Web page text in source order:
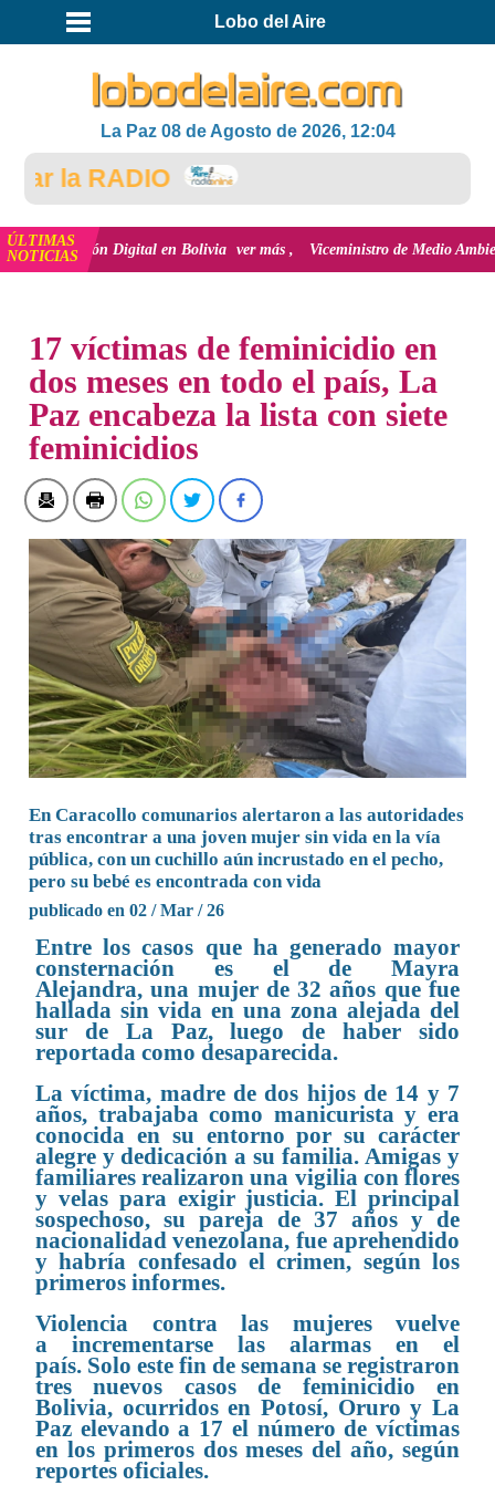
Lobo del Aire
La Paz 08 de Agosto de 2026, 12:04
la RADIO
ÚLTIMAS
NOTICIASDigital en Bolivia ver más Viceministro de Medio Ambiente,
17 víctimas de feminicidio en
dos meses en todo el país, La
Paz encabeza la lista con siete
feminicidios
En Caracollo comunarios alertaron a las autoridades
tras encontrar a una joven mujer sin vida en la vía
pública, con un cuchillo aún incrustado en el pecho,
pero su bebé es encontrada con vida
publicado en 02 / Mar / 26
Entre los casos que ha generado mayor
consternación es el de Mayra
Alejandra, una mujer de 32 años que fue
hallada sin vida en una zona alejada del
sur de La Paz, luego de haber sido
reportada como desaparecida.
La víctima, madre de dos hijos de 14 y 7
años, trabajaba como manicurista y era
conocida en su entorno por su carácter
alegre y dedicación a su familia. Amigas y
familiares realizaron una vigilia con flores
y velas para exigir justicia. El principal
sospechoso, su pareja de 37 años y de
nacionalidad venezolana, fue aprehendido
y habría confesado el crimen, según los
primeros informes.
Violencia contra las mujeres vuelve
a incrementarse las alarmas en el
país. Solo este fin de semana se registraron
tres nuevos casos de feminicidio en
Bolivia, ocurridos en Potosí, Oruro y La
Paz elevando a 17 el número de víctimas
en los primeros dos meses del año, según
reportes oficiales.